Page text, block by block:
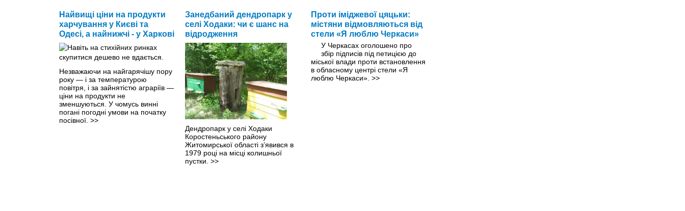
Найвищі ціни на продукти
харчування у Києві та
Одесі, а найнижчі - у Харкові
Незважаючи на найгарячішу пору
року — і за температурою
повітря, і за зайнятістю аграріїв —
ціни на продукти не
зменшуються. У чомусь винні
погані погодні умови на початку
посівної. >>
Занедбаний дендропарк у
селі Ходаки: чи є шанс на
відродження
Дендропарк у селі Ходаки
Коростеньського району
Житомирської області з’явився в
1979 році на місці колишньої
пустки. >>
Проти іміджевої цяцьки:
містяни відмовляються від
стели «Я люблю Черкаси»
У Черкасах оголошено про
збір підписів під петицією до
міської влади проти встановлення
в обласному центрі стели «Я
люблю Черкаси». >>